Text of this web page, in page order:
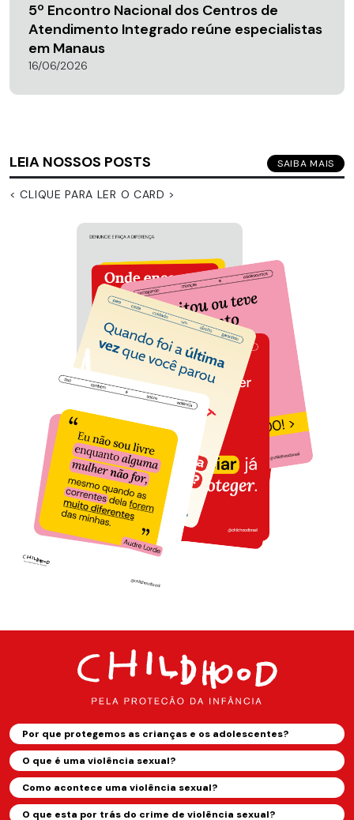
5º Encontro Nacional dos Centros de
Atendimento Integrado reúne especialistas
em Manaus
16/06/2026
LEIA NOSSOS POSTS SAIBA MAIS
< CLIQUE PARA LER O CARD >
Por que protegemos as crianças e os adolescentes?
O que é uma violência sexual?
Como acontece uma violência sexual?
O que esta por trás do crime de violência sexual?